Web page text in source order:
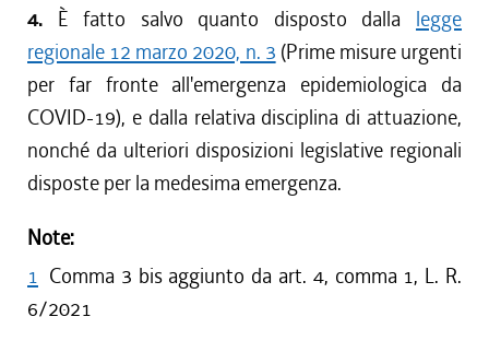
4. È fatto salvo quanto disposto dalla legge
regionale 12 marzo 2020, n. 3 (Prime misure urgenti
per far fronte all'emergenza epidemiologica da
COVID-19), e dalla relativa disciplina di attuazione,
nonché da ulteriori disposizioni legislative regionali
disposte per la medesima emergenza.
Note:
1 Comma 3 bis aggiunto da art. 4, comma 1, L. R.
6/2021